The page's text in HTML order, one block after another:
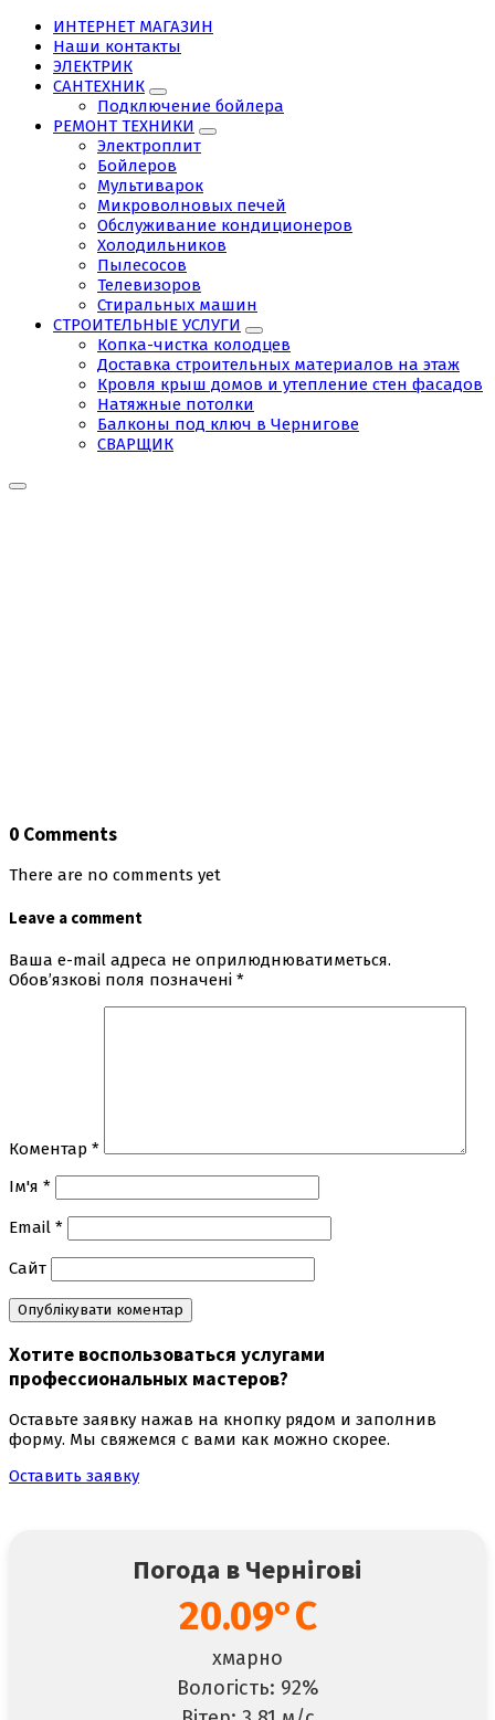
ИНТЕРНЕТ МАГАЗИН
Наши контакты
ЭЛЕКТРИК
САНТЕХНИК
Подключение бойлера
РЕМОНТ ТЕХНИКИ
Электроплит
Бойлеров
Мультиварок
Микроволновых печей
Обслуживание кондиционеров
Холодильников
Пылесосов
Телевизоров
Стиральных машин
СТРОИТЕЛЬНЫЕ УСЛУГИ
Копка-чистка колодцев
Доставка строительных материалов на этаж
Кровля крыш домов и утепление стен фасадов
Натяжные потолки
Балконы под ключ в Чернигове
СВАРЩИК
0 Comments
There are no comments yet
Leave a comment
Ваша e-mail адреса не оприлюднюватиметься.
Обов’язкові поля позначені *
Коментар *
Ім'я *
Email *
Сайт
Хотите воспользоваться услугами
профессиональных мастеров?
Оставьте заявку нажав на кнопку рядом и заполнив
форму. Мы свяжемся с вами как можно скорее.
Оставить заявку
Погода в Чернігові
20.09°C
хмарно
Вологість: 92%